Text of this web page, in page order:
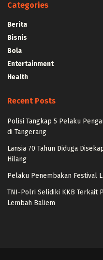
Categories
Berita
Bisnis
Bola
Entertainment
Health
Recent Posts
Polisi Tangkap 5 Pelaku
di Tangerang
Lansia 70 Tahun Diduga
Hilang
Pelaku Penembakan Festival
TNI-Polri Selidiki KKB Terkait
Lembah Baliem